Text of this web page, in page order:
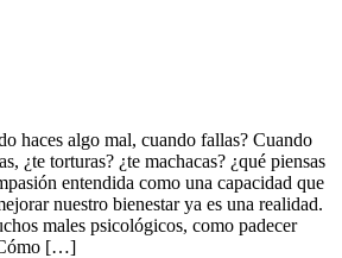
haces algo mal, cuando fallas? Cuando
¿te torturas? ¿te machacas? ¿qué piensas
entendida como una capacidad que
nuestro bienestar ya es una realidad.
males psicológicos, como padecer
[…]